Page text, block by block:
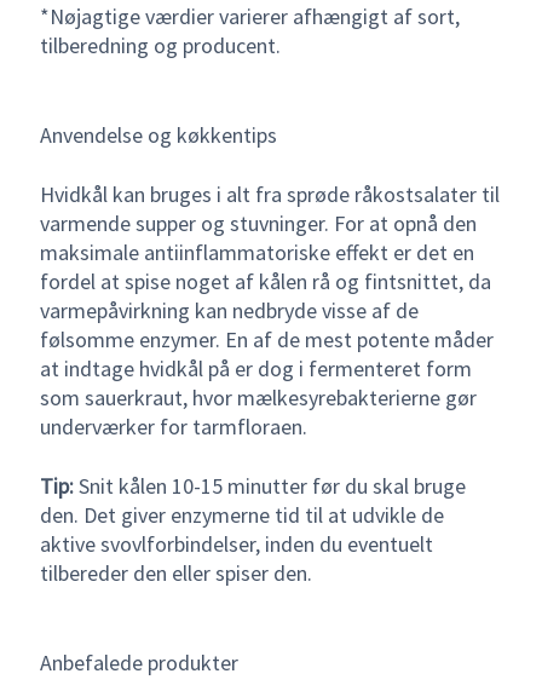
*Nøjagtige værdier varierer afhængigt af sort,
tilberedning og producent.
Anvendelse og køkkentips
Hvidkål kan bruges i alt fra sprøde råkostsalater til
varmende supper og stuvninger. For at opnå den
maksimale antiinflammatoriske effekt er det en
fordel at spise noget af kålen rå og fintsnittet, da
varmepåvirkning kan nedbryde visse af de
følsomme enzymer. En af de mest potente måder
at indtage hvidkål på er dog i fermenteret form
som sauerkraut, hvor mælkesyrebakterierne gør
underværker for tarmfloraen.
Tip:Snit kålen 10-15 minutter før du skal bruge
den. Det giver enzymerne tid til at udvikle de
aktive svovlforbindelser, inden du eventuelt
tilbereder den eller spiser den.
Anbefalede produkter